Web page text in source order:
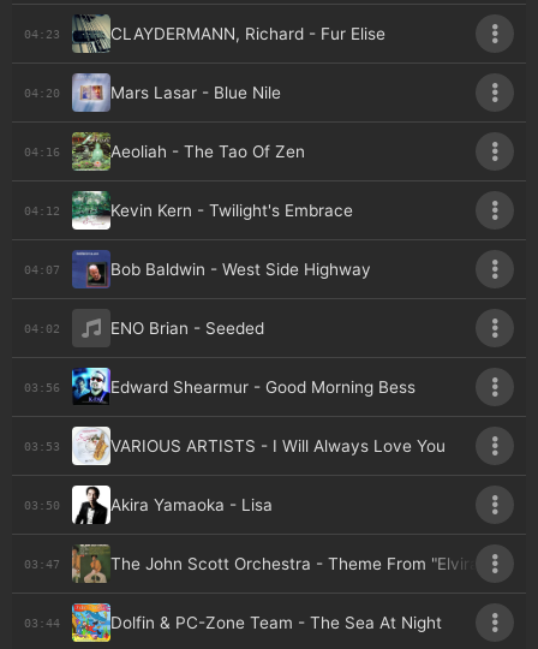
04:23 CLAYDERMANN, Richard - Fur Elise
04:20 Mars Lasar - Blue Nile
04:16 Aeoliah - The Tao Of Zen
04:12 Kevin Kern - Twilight's Embrace
04:07 Bob Baldwin - West Side Highway
04:02 ENO Brian - Seeded
03:56 Edward Shearmur - Good Morning Bess
03:53 VARIOUS ARTISTS - I Will Always Love You
03:50 Akira Yamaoka - Lisa
03:47 The John Scott Orchestra - Theme From "Elvira
03:44 Dolfin & PC-Zone Team - The Sea At Night